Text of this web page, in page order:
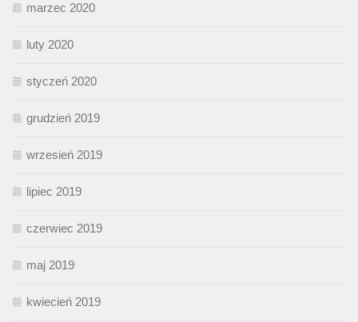
marzec 2020
luty 2020
styczeń 2020
grudzień 2019
wrzesień 2019
lipiec 2019
czerwiec 2019
maj 2019
kwiecień 2019